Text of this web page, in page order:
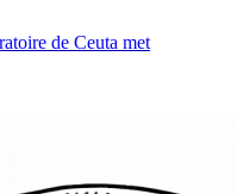
de Ceuta met